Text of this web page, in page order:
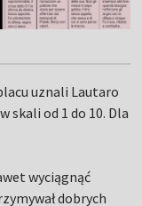
uznali Lautaro
skali od 1 do 10. Dla
wyciągnąć
dobrych